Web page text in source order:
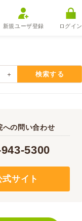
新規ユーザ登録 ログイン
検索する
への問い合わせ
5300
式サイト